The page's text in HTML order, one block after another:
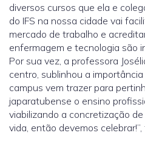
diversos cursos que ela e
do IFS na nossa cidade vai
mercado de trabalho e
enfermagem e tecnologia são
Por sua vez, a professora
centro, sublinhou a
campus vem trazer para
japaratubense o ensino
viabilizando a concretização
vida, então devemos celebrar!”,